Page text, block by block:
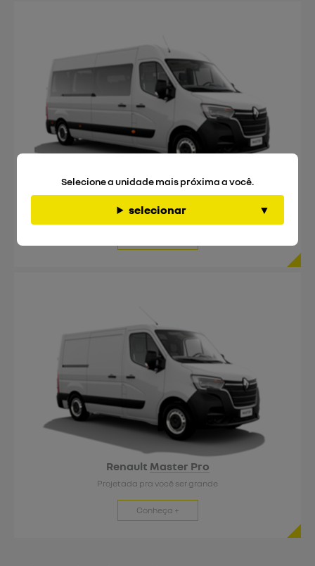
RenaultMaster Minibus
Projetada pra você ser grande
Renault Master Pro
Projetada pra você ser grande
Conheça +
Selecione a unidade mais próxima a você.
selecionar